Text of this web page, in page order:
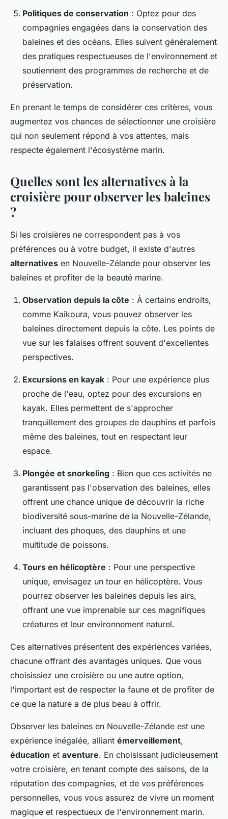
Politiques de conservation : Optez pour des
compagnies engagées dans la conservation des
baleines et des océans. Elles suivent généralement
des pratiques respectueuses de l'environnement et
soutiennent des programmes de recherche et de
préservation.
En prenant le temps de considérer ces critères, vous
augmentez vos chances de sélectionner une croisière
qui non seulement répond à vos attentes, mais
respecte également l'écosystème marin.
Quelles sont les alternatives à la
croisière pour observer les baleines
?
Si les croisières ne correspondent pas à vos
préférences ou à votre budget, il existe d'autres
alternatives en Nouvelle-Zélande pour observer les
baleines et profiter de la beauté marine.
Observation depuis la côte : À certains endroits,
comme Kaikoura, vous pouvez observer les
baleines directement depuis la côte. Les points de
vue sur les falaises offrent souvent d'excellentes
perspectives.
Excursions en kayak : Pour une expérience plus
proche de l'eau, optez pour des excursions en
kayak. Elles permettent de s'approcher
tranquillement des groupes de dauphins et parfois
même des baleines, tout en respectant leur
espace.
Plongée et snorkeling : Bien que ces activités ne
garantissent pas l'observation des baleines, elles
offrent une chance unique de découvrir la riche
biodiversité sous-marine de la Nouvelle-Zélande,
incluant des phoques, des dauphins et une
multitude de poissons.
Tours en hélicoptère : Pour une perspective
unique, envisagez un tour en hélicoptère. Vous
pourrez observer les baleines depuis les airs,
offrant une vue imprenable sur ces magnifiques
créatures et leur environnement naturel.
Ces alternatives présentent des expériences variées,
chacune offrant des avantages uniques. Que vous
choisissiez une croisière ou une autre option,
l'important est de respecter la faune et de profiter de
ce que la nature a de plus beau à offrir.
Observer les baleines en Nouvelle-Zélande est une
expérience inégalée, alliant émerveillement,
éducation et aventure. En choisissant judicieusement
votre croisière, en tenant compte des saisons, de la
réputation des compagnies, et de vos préférences
personnelles, vous vous assurez de vivre un moment
magique et respectueux de l'environnement marin.